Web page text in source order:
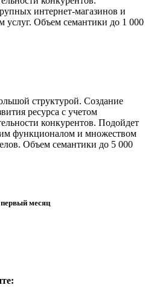
интернет-магазинов и
услуг. Объем семантики до 1 000
структурой. Создание
ресурса с учетом
конкурентов. Подойдет
функционалом и множеством
Объем семантики до 5 000
месяц